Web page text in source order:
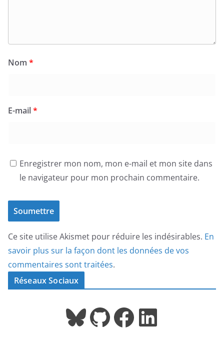
Nom *
E-mail*
Enregistrer mon nom, mon e-mail et mon site dans
le navigateur pour mon prochain commentaire.
Ce site utilise Akismet pour réduire les indésirables. En
savoir plus sur la façon dont les données de vos
commentaires sont traitées.
Réseaux Sociaux
Bluesky GitHub Facebook LinkedIn